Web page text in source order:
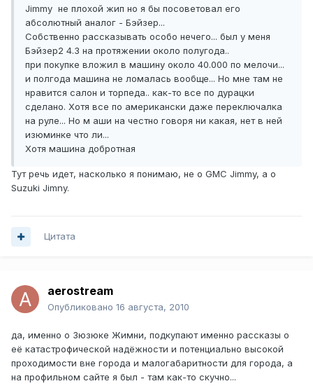
Jimmy не плохой жип но я бы посоветовал его
абсолютный аналог - Бэйзер...
Собственно рассказывать особо нечего... был у меня
Бэйзер2 4.3 на протяжении около полугода..
при покупке вложил в машину около 40.000 по мелочи...
и полгода машина не ломалась вообще... Но мне там не
нравится салон и торпеда.. как-то все по дурацки
сделано. Хотя все по американски даже переключалка
на руле... Но м аши на честно говоря ни какая, нет в ней
изюминке что ли...
Хотя машина добротная
Тут речь идет, насколько я понимаю, не о GMC Jimmy, а о
Suzuki Jimny.
Цитата
aerostream
Опубликовано 16 августа, 2010
да, именно о Зюзюке Жимни, подкупают именно рассказы о
её катастрофической надёжности и потенциально высокой
проходимости вне города и малогабаритности для города, а
на профильном сайте я был - там как-то скучно...